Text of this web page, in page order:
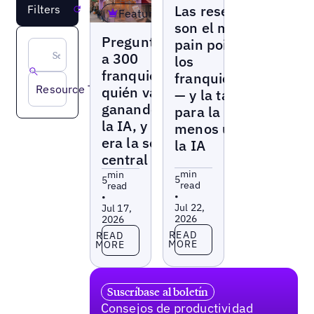
Filters Reset
Resource Type
Featured
Preguntamos
a 300
franquicias
quién va
ganando con
la IA, y no
era la sede
central
5min
read
•
Jul 17,
2026
Read more
READ
MORE
Las reseñas
son el mayor
pain point de
los
franquiciados
— y la tarea
para la que
menos usan
la IA
5min
read
•
Jul 22,
2026
Read more
READ
MORE
Suscríbase al boletín
Consejos de productividad